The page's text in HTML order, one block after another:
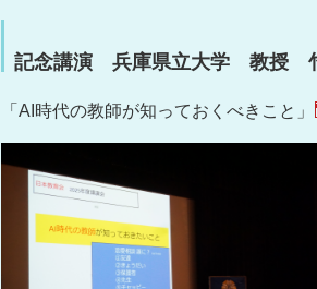
記念講演 兵庫県立大学 教授
「AI時代の教師が知っておくべきこと」